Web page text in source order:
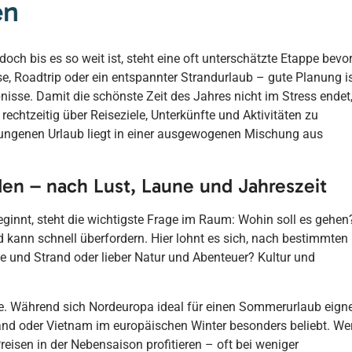
bis es so weit ist, steht eine oft unterschätzte Etappe
Roadtrip oder ein entspannter Strandurlaub – gute Planung
Damit die schönste Zeit des Jahres nicht im Stress endet,
über Reiseziele, Unterkünfte und Aktivitäten zu
Urlaub liegt in einer ausgewogenen Mischung aus
– nach Lust, Laune und Jahreszeit
steht die wichtigste Frage im Raum: Wohin soll es
kann schnell überfordern. Hier lohnt es sich, nach bestimmten
und Strand oder lieber Natur und Abenteuer? Kultur und
Während sich Nordeuropa ideal für einen Sommerurlaub
oder Vietnam im europäischen Winter besonders beliebt.
in der Nebensaison profitieren – oft bei weniger